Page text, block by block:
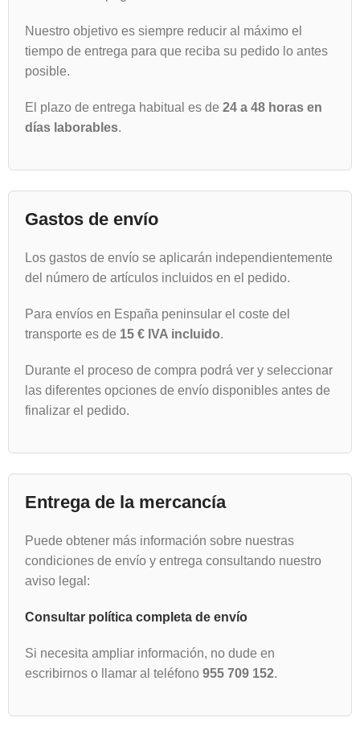
Nuestro objetivo es siempre reducir al máximo el
tiempo de entrega para que reciba su pedido lo antes
posible.
El plazo de entrega habitual es de 24 a 48 horas en
días laborables.
Gastos de envío
Los gastos de envío se aplicarán independientemente
del número de artículos incluidos en el pedido.
Para envíos en España peninsular el coste del
transporte es de 15 € IVA incluido.
Durante el proceso de compra podrá ver y seleccionar
las diferentes opciones de envío disponibles antes de
finalizar el pedido.
Entrega de la mercancía
Puede obtener más información sobre nuestras
condiciones de envío y entrega consultando nuestro
aviso legal:
Consultar política completa de envío
Si necesita ampliar información, no dude en
escribirnos o llamar al teléfono 955 709 152.